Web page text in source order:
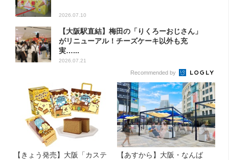
2026.07.10
【大阪駅直結】梅田の「りくろーおじさん」
がリニューアル！チーズケーキ以外も充
実…...
2026.07.21
Recommended by
【きょう発売】大阪「カステ
【あすから】大阪・なんば